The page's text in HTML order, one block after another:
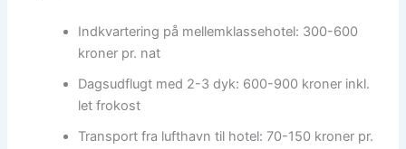
Indkvartering på mellemklassehotel: 300-600
kroner pr. nat
Dagsudflugt med 2-3 dyk: 600-900 kroner inkl.
let frokost
Transport fra lufthavn til hotel: 70-150 kroner pr.